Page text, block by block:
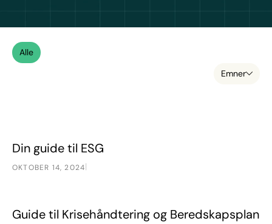
Alle
Emner
Emner
Din guide til ESG
OKTOBER 14, 2024|
Emner
Guide til Krisehåndtering og Beredskapsplan